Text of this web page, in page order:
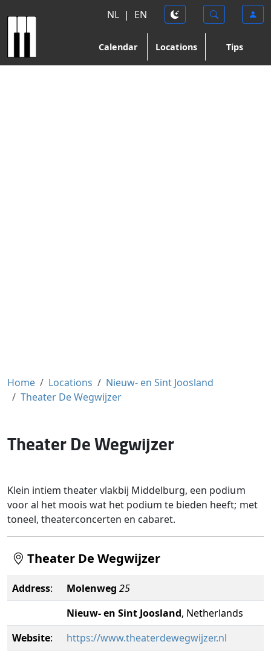
NL | EN
Calendar Locations Tips
Home Locations
Nieuw- en Sint Joosland
Theater De Wegwijzer
Theater De Wegwijzer
Klein intiem theater vlakbij Middelburg, een podium
voor al het moois wat het podium te bieden heeft; met
toneel, theaterconcerten en cabaret.
Theater De Wegwijzer
Address: Molenweg 25
Nieuw- en Sint Joosland, Netherlands
Website: https://www.theaterdewegwijzer.nl